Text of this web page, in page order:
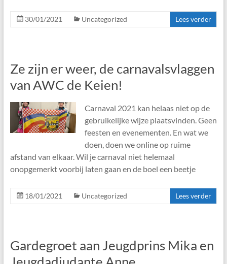
30/01/2021 Uncategorized Lees verder
Ze zijn er weer, de carnavalsvlaggen
van AWC de Keien!
Carnaval 2021 kan helaas niet op de
gebruikelijke wijze plaatsvinden. Geen
feesten en evenementen. En wat we
doen, doen we online op ruime
afstand van elkaar. Wil je carnaval niet helemaal
onopgemerkt voorbij laten gaan en de boel een beetje
18/01/2021 Uncategorized Lees verder
Gardegroet aan Jeugdprins Mika en